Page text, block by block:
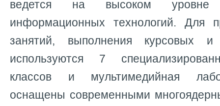
ведется на высоком
информационных технологий. Для
занятий, выполнения курсовых
используются 7
классов и мультимедийная
оснащены современными